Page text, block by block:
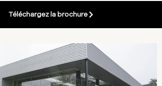
Téléchargez la brochure